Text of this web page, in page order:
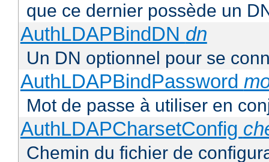
que ce dernier possède un
AuthLDAPBindDN dn
Un DN optionnel pour se
AuthLDAPBindPassword
Mot de passe à utiliser en
AuthLDAPCharsetConfig
Chemin du fichier de